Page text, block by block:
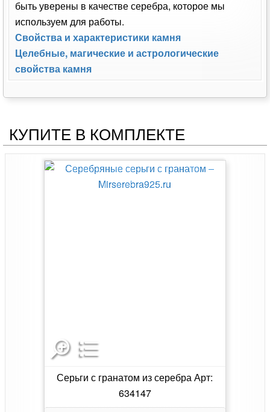
быть уверены в качестве серебра, которое мы
используем для работы.
Свойства и характеристики камня
Целебные, магические и астрологические
свойства камня
КУПИТЕ В КОМПЛЕКТЕ
Серьги с гранатом из серебра Арт:
634147